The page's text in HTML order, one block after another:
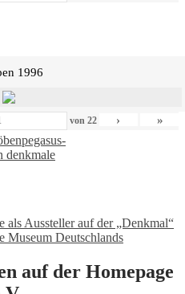
1996
von 22 › »
pegasus-
denkmale
als Aussteller auf der „Denkmal“
Museum Deutschlands
auf der Homepage